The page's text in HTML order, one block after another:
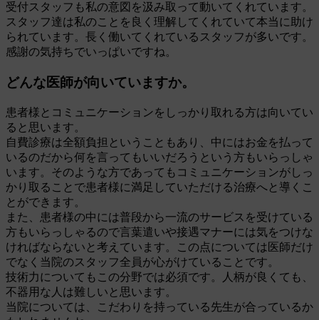
受付スタッフも私の意図を汲み取って動いてくれています。
スタッフ達は私のことを良く理解してくれていて本当に助け
られています。長く働いてくれているスタッフが多いです。
感謝の気持ちでいっぱいですね。
どんな医師が向いていますか。
患者様とコミュニケーションをしっかり取れる方は向いてい
ると思います。
自費診療は全額負担ということもあり、中にはお金を払って
いるのだから何を言ってもいいだろうという方もいらっしゃ
います。そのような方であってもコミュニケーションがしっ
かり取ることで患者様に満足していただける治療へと導くこ
とができます。
また、患者様の中には普段から一流のサービスを受けている
方もいらっしゃるので言葉遣いや接遇マナーには気をつけな
ければならないと考えています。この点については医師だけ
でなく当院のスタッフ全員が心がけていることです。
技術力についてもこの分野では必須です。人柄が良くても、
不器用な人は難しいと思います。
当院については、こだわりを持っている先生が合っているか